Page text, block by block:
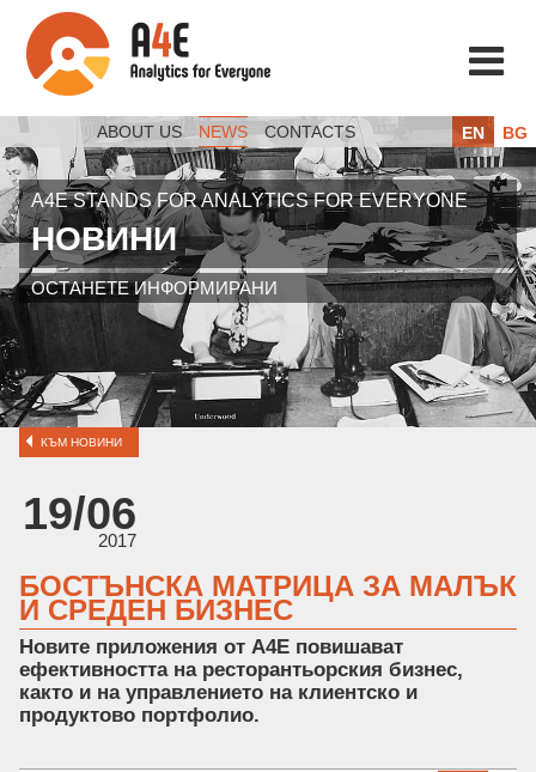
ABOUT US NEWS CONTACTS EN BG
A4E STANDS FOR ANALYTICS FOR EVERYONE
НОВИНИ
ОСТАНЕТЕ ИНФОРМИРАНИ
КЪМ НОВИНИ
19/06
2017
БОСТЪНСКА МАТРИЦА ЗА МАЛЪК
И СРЕДЕН БИЗНЕС
Новите приложения от А4Е повишават
ефективността на ресторантьорския бизнес,
както и на управлението на клиентско и
продуктово портфолио.